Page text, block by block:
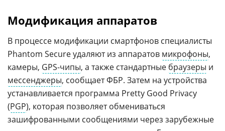
Модификация аппаратов
В процессе модификации смартфонов специалисты
Phantom Secure удаляют из аппаратов микрофоны,
камеры, GPS-чипы, а также стандартные браузеры и
мессенджеры, сообщает ФБР. Затем на устройства
устанавливается программа Pretty Good Privacy
(PGP), которая позволяет обмениваться
зашифрованными сообщениями через зарубежные